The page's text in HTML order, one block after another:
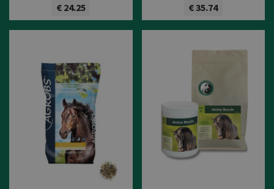
€ 24.25
Bekijk product
€ 35.74
Bekijk product